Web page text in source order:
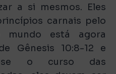
a si mesmos. Eles
carnais pelo
está agora
Gênesis 10:8-12 e
se o curso das